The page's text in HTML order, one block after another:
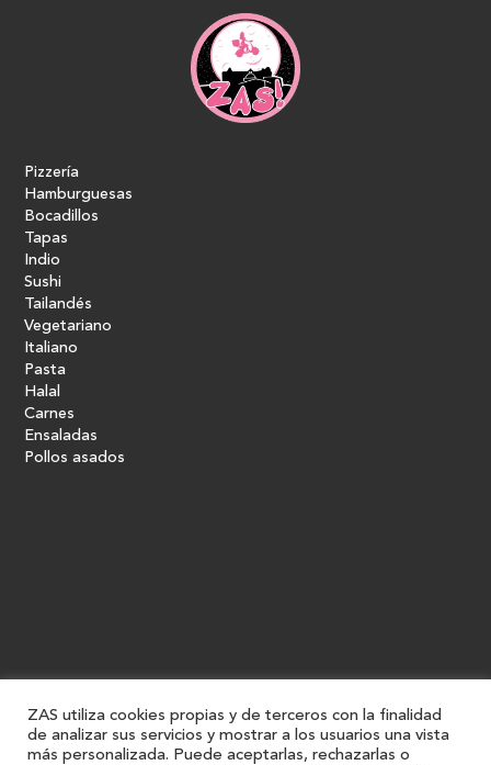
Pizzería
Hamburguesas
Bocadillos
Tapas
Indio
Sushi
Tailandés
Vegetariano
Italiano
Pasta
Halal
Carnes
Ensaladas
Pollos asados
ZAS utiliza cookies propias y de terceros con la finalidad
de analizar sus servicios y mostrar a los usuarios una vista
más personalizada. Puede aceptarlas, rechazarlas o